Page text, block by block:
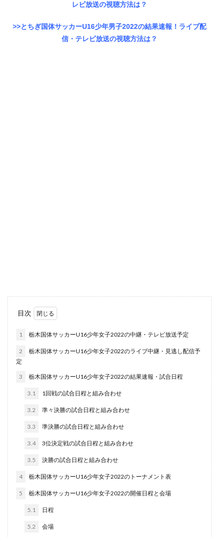
レビ放送の視聴方法は？
>>とちぎ国体サッカーU16少年男子2022の結果速報！ライブ配
信・テレビ放送の視聴方法は？
目次
1 栃木国体サッカーU16少年女子2022の中継・テレビ放送予定
2
栃木国体サッカーU16少年女子2022のライブ中継・見逃し配信予
定
3 栃木国体サッカーU16少年女子2022の結果速報・試合日程
3.1 1回戦の試合日程と組み合わせ
3.2 準々決勝の試合日程と組み合わせ
3.3 準決勝の試合日程と組み合わせ
3.4 3位決定戦の試合日程と組み合わせ
3.5 決勝の試合日程と組み合わせ
4 栃木国体サッカーU16少年女子2022のトーナメント表
5 栃木国体サッカーU16少年女子2022の開催日程と会場
5.1 日程
5.2 会場